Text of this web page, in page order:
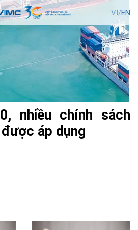
VI/EN
nhiều chính sách
áp dụng